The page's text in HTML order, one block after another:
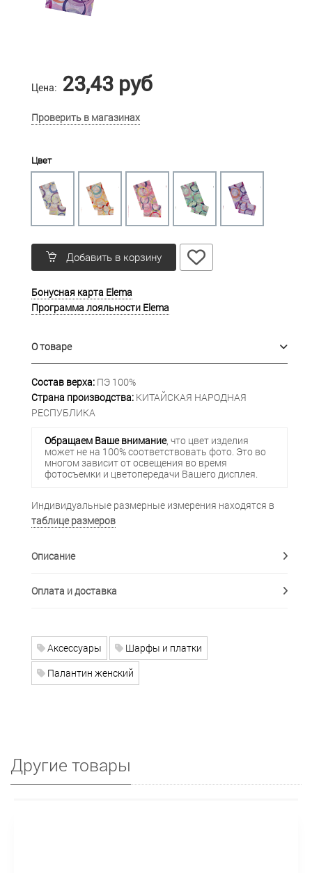
Цена: 23,43 руб
Проверить в магазинах
Цвет
Добавить в корзину
Бонусная карта Elema
Программа лояльности Elema
О товаре
Состав верха: ПЭ 100%
Страна производства: КИТАЙСКАЯ НАРОДНАЯ
РЕСПУБЛИКА
Обращаем Ваше внимание, что цвет изделия
может не на 100% соответствовать фото. Это во
многом зависит от освещения во время
фотосъемки и цветопередачи Вашего дисплея.
Индивидуальные размерные измерения находятся в
таблице размеров
Описание
Оплата и доставка
Аксессуары
Шарфы и платки
Палантин женский
Другие товары